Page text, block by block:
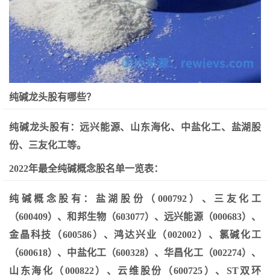
纯碱龙头股有哪些？
纯碱龙头股有：远兴能源、山东海化、中盐化工、盐湖股
份、三友化工等。
2022年最全纯碱概念股名单一览表：
纯碱概念股有：盐湖股份（000792）、三友化工
（600409）、和邦生物（603077）、远兴能源（000683）、
金晶科技（600586）、鸿达兴业（002002）、氯碱化工
（600618）、中盐化工（600328）、华昌化工（002274）、
山东海化（000822）、云维股份（600725）、ST双环